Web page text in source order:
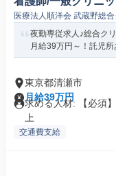
医療法人順洋会 武蔵野総
夜勤専従求人♪総合ク
月給39万円～！託児所
東京都清瀬市
月給39万円
求める人材: 【必須
上
交通費支給